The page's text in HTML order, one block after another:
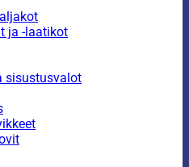
ja -laatikot
sisustusvalot